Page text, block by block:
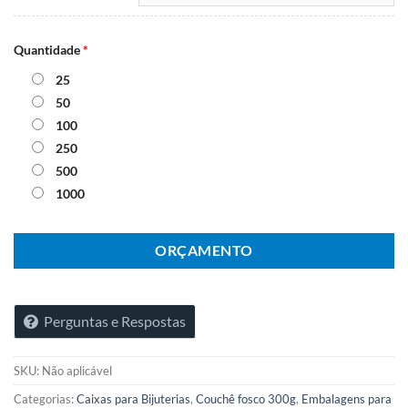
Quantidade*
25
50
100
250
500
1000
ORÇAMENTO
Perguntas e Respostas
SKU: Não aplicável
Categorias:Caixas para Bijuterias, Couchê fosco 300g, Embalagens para